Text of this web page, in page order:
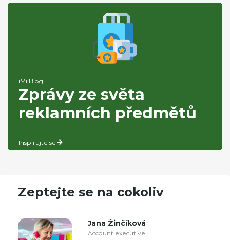
iMi Blog
Zprávy ze světa
reklamních předmětů
Inspirujte se
Zeptejte se na cokoliv
Jana Žinčíková
Account executive